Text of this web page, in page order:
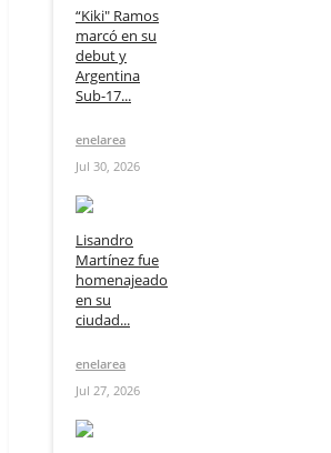
“Kiki" Ramos
marcó en su
debut y
Argentina
Sub-17...
enelarea
Jul 30, 2026
Lisandro
Martínez fue
homenajeado
en su
ciudad...
enelarea
Jul 27, 2026